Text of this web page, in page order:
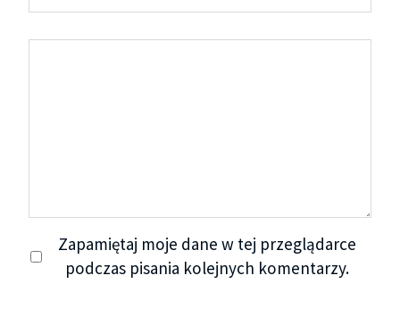
Zapamiętaj moje dane w tej przeglądarce
podczas pisania kolejnych komentarzy.